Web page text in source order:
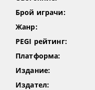
Брой играчи:
Жанр:
PEGI рейтинг:
Платформа:
Издание:
Издател: